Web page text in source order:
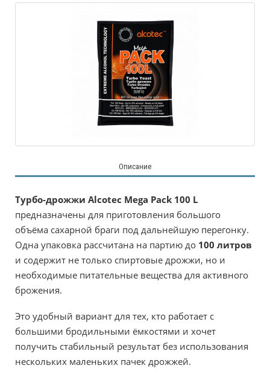
Описание
Турбо-дрожжи Alcotec Mega Pack 100 L
предназначены для приготовления большого
объёма сахарной браги под дальнейшую перегонку.
Одна упаковка рассчитана на партию до 100 литров
и содержит не только спиртовые дрожжи, но и
необходимые питательные вещества для активного
брожения.
Это удобный вариант для тех, кто работает с
большими бродильными ёмкостями и хочет
получить стабильный результат без использования
нескольких маленьких пачек дрожжей.